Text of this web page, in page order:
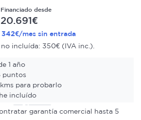
Financiado desde
20.691€
342€/mes sin entrada
incluída: 350€ (IVA inc.).
1 año
puntos
para probarlo
incluído
garantía comercial hasta 5